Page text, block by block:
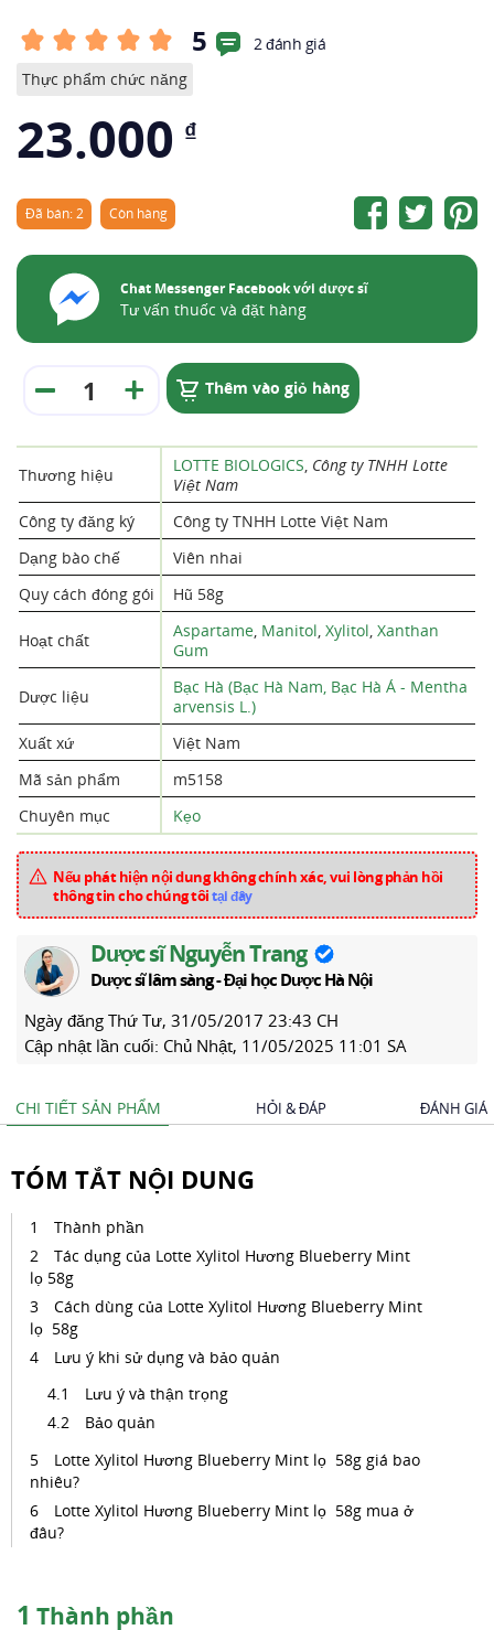
5
2 đánh giá
Thực phẩm chức năng
23.000 ₫
Đã bán: 2 Còn hàng
Chat Messenger Facebook với dược sĩ
Tư vấn thuốc và đặt hàng
Thêm vào giỏ hàng
Thương hiệu LOTTE BIOLOGICS, Công ty TNHH Lotte
Việt Nam
Công ty đăng ký
Công ty TNHH Lotte Việt Nam
Dạng bào chế
Viên nhai
Quy cách đóng gói
Hũ 58g
Hoạt chất Aspartame, Manitol, Xylitol, Xanthan
Gum
Dược liệu
Bạc Hà (Bạc Hà Nam, Bạc Hà Á - Mentha
arvensis L.)
Xuất xứ
Việt Nam
Mã sản phẩm
m5158
Chuyên mục
Kẹo
Nếu phát hiện nội dung không chính xác, vui lòng phản hồi
thông tin cho chúng tôitại đây
Dược sĩ Nguyễn Trang
Dược sĩ lâm sàng - Đại học Dược Hà Nội
Ngày đăng Thứ Tư, 31/05/2017 23:43 CH
Cập nhật lần cuối: Chủ Nhật, 11/05/2025 11:01 SA
CHI TIẾT SẢN PHẨM HỎI & ĐÁP ĐÁNH GIÁ
TÓM TẮT NỘI DUNG
Thành phần
Tác dụng của Lotte Xylitol Hương Blueberry Mint
lọ 58g
Cách dùng của Lotte Xylitol Hương Blueberry Mint
lọ 58g
Lưu ý khi sử dụng và bảo quản
Lưu ý và thận trọng
Bảo quản
Lotte Xylitol Hương Blueberry Mint lọ 58g giá bao
nhiêu?
Lotte Xylitol Hương Blueberry Mint lọ 58g mua ở
đâu?
1 Thành phần